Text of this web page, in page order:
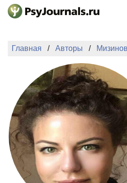
Перейти к основному содержанию
НОВОСТИ
АВТОРЫ
ПОДАТЬ
БАЗА
КЛЮЧЕВЫЕ
Регистрация
Главная Авторы